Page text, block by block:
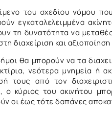
του σχεδίου νόμου
εγκαταλελειμμένα
τη δυνατότητα να
διαχείριση και
θα μπορούν να τα
νεότερα μνημεία ή
τους από τον
ο κύριος του ακινήτου
οι έως τότε δαπάνες